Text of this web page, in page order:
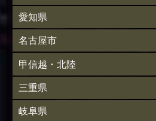
愛知県
名古屋市
甲信越・北陸
三重県
岐阜県